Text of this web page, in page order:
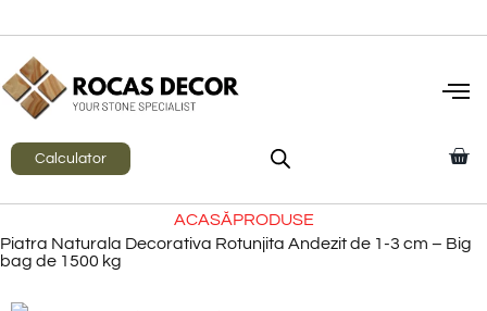
Calculator
ACASĂPRODUSE
Piatra Naturala Decorativa Rotunjita Andezit de 1-3 cm – Big
bag de 1500 kg